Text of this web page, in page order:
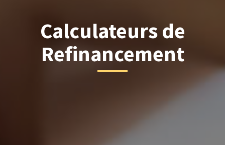
Calculateurs de
Refinancement